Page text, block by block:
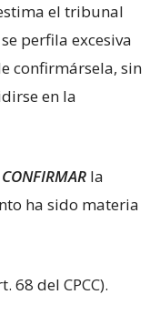
el tribunal
perfila excesiva
confirmársela, sin
en la
CONFIRMAR la
ha sido materia
68 del CPCC).